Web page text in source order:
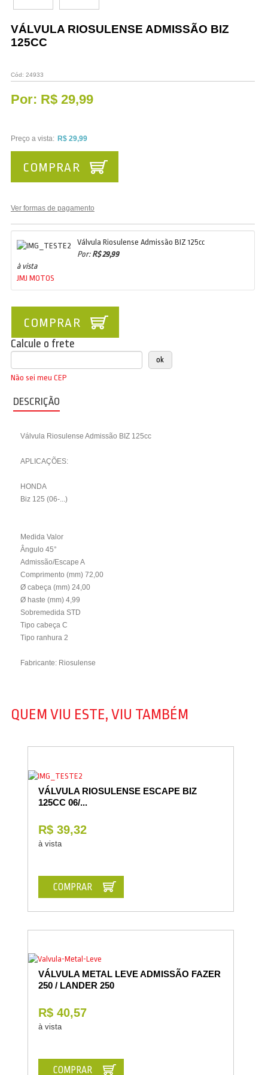
Vestuário
Promoções
VÁLVULA RIOSULENSE ADMISSÃO BIZ
125CC
Cód: 24933
Por: R$ 29,99
Preço a vista: R$ 29,99
Ver formas de pagamento
Válvula Riosulense Admissão BIZ 125cc
Por: R$ 29,99
à vista
COMPRAR
JMJ MOTOS
COMPRAR
Calcule o frete
Não sei meu CEP
DESCRIÇÃO
Válvula Riosulense Admissão BIZ 125cc
APLICAÇÕES:
HONDA
Biz 125 (06-...)
Medida Valor
Ângulo 45°
Admissão/Escape A
Comprimento (mm) 72,00
Ø cabeça (mm) 24,00
Ø haste (mm) 4,99
Sobremedida STD
Tipo cabeça C
Tipo ranhura 2
Fabricante: Riosulense
QUEM VIU ESTE, VIU TAMBÉM
VÁLVULA RIOSULENSE ESCAPE BIZ
125CC 06/...
R$ 39,32
à vista
COMPRAR
VÁLVULA METAL LEVE ADMISSÃO FAZER
250 / LANDER 250
R$ 40,57
à vista
COMPRAR